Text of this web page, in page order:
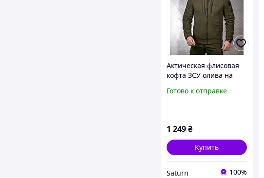
Актическая флисовая
кофта ЗСУ олива на
флисовая кофта с
Ewerty _M2_zx8c
Готово к отправке
1 249₴
Купить
Saturn 100%